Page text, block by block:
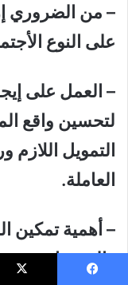
– من الضروري
على النوع
– العمل على
لتحسين واقع
التمويل اللازم
العاملة.
– أهمية تمكين
والتشغيل